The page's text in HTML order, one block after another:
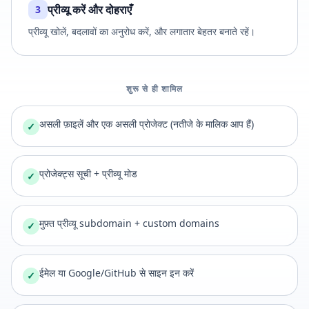
3 प्रीव्यू करें और दोहराएँ
प्रीव्यू खोलें, बदलावों का अनुरोध करें, और लगातार बेहतर बनाते रहें।
शुरू से ही शामिल
✓ असली फ़ाइलें और एक असली प्रोजेक्ट (नतीजे के मालिक आप हैं)
✓ प्रोजेक्ट्स सूची + प्रीव्यू मोड
✓ मुफ़्त प्रीव्यू subdomain + custom domains
✓ ईमेल या Google/GitHub से साइन इन करें